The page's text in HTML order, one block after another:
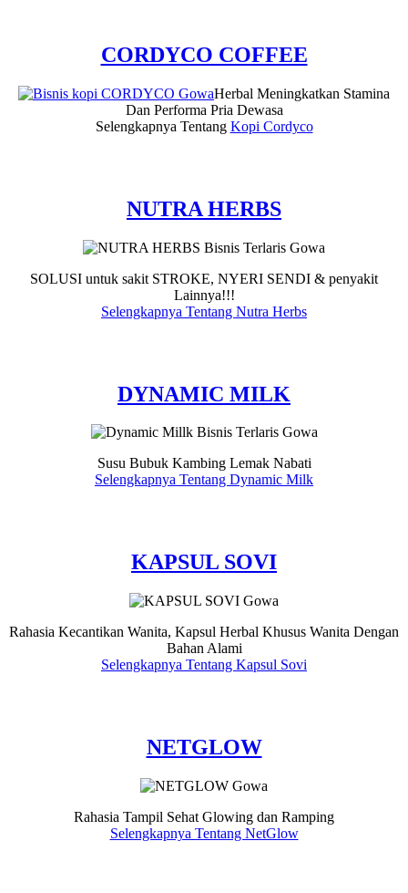
CORDYCO COFFEE
Herbal Meningkatkan Stamina
Dan Performa Pria Dewasa
Selengkapnya Tentang Kopi Cordyco
NUTRA HERBS
SOLUSI untuk sakit STROKE, NYERI SENDI & penyakit
Lainnya!!!
Selengkapnya Tentang Nutra Herbs
DYNAMIC MILK
Susu Bubuk Kambing Lemak Nabati
Selengkapnya Tentang Dynamic Milk
KAPSUL SOVI
Rahasia Kecantikan Wanita, Kapsul Herbal Khusus Wanita Dengan
Bahan Alami
Selengkapnya Tentang Kapsul Sovi
NETGLOW
Rahasia Tampil Sehat Glowing dan Ramping
Selengkapnya Tentang NetGlow